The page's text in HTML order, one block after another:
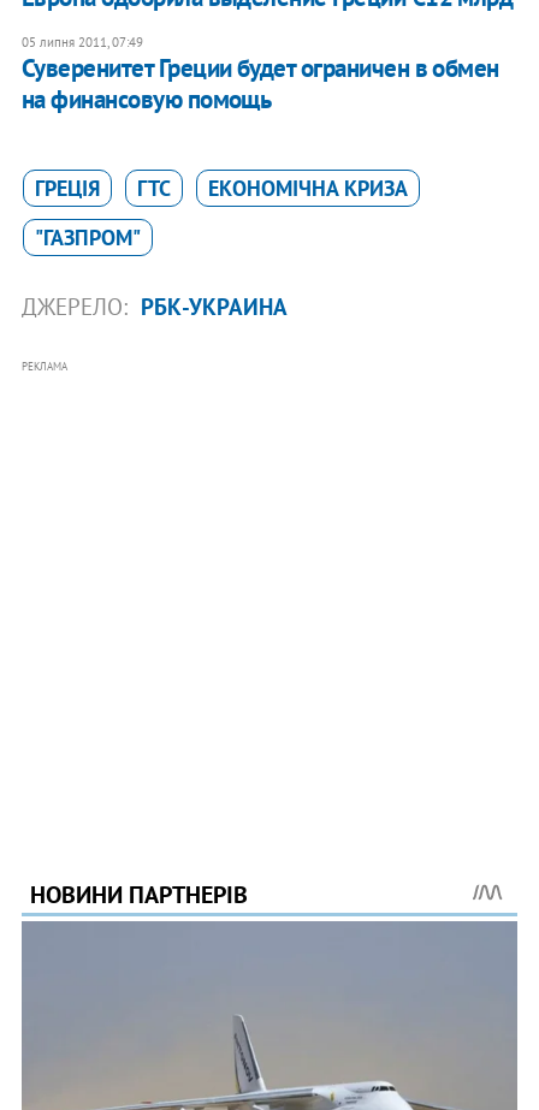
05 липня 2011, 07:49
Суверенитет Греции будет ограничен в обмен
на финансовую помощь
ГРЕЦІЯ ГТС
ЕКОНОМІЧНА КРИЗА
"ГАЗПРОМ"
ДЖЕРЕЛО: РБК-УКРАИНА
РЕКЛАМА